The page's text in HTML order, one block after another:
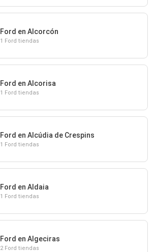
Ford en Alcorcón
1 Ford tiendas
Ford en Alcorisa
1 Ford tiendas
Ford en Alcúdia de Crespins
1 Ford tiendas
Ford en Aldaia
1 Ford tiendas
Ford en Algeciras
2 Ford tiendas